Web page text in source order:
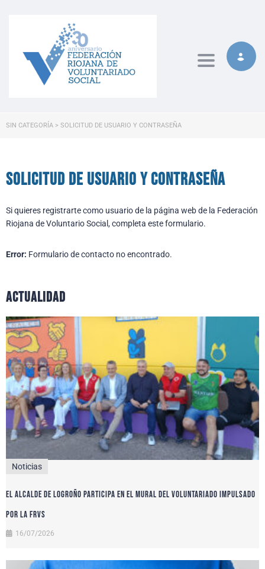
Toggle
SIN CATEGORÍA > SOLICITUD DE USUARIO Y CONTRASEÑA
Solicitud de usuario y contraseña
Si quieres registrarte como usuario de la página web de la Federación
Riojana de Voluntario Social, completa este formulario.
Error: Formulario de contacto no encontrado.
actualidad
Noticias
El alcalde de Logroño participa en el Mural del Voluntariado impulsado
por la FRVS
16/07/2026